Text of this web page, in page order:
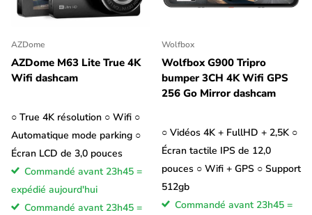
AZDome
AZDome M63 Lite True 4K
Wifi dashcam
○ True 4K résolution ○ Wifi ○
Automatique mode parking ○
Écran LCD de 3,0 pouces
Commandé avant 23h45 =
expédié aujourd'hui
Commandé avant 23h45 =
Wolfbox
Wolfbox G900 Tripro
bumper 3CH 4K Wifi GPS
256 Go Mirror dashcam
○ Vidéos 4K + FullHD + 2,5K ○
Écran tactile IPS de 12,0
pouces ○ Wifi + GPS ○ Support
512gb
Commandé avant 23h45 =